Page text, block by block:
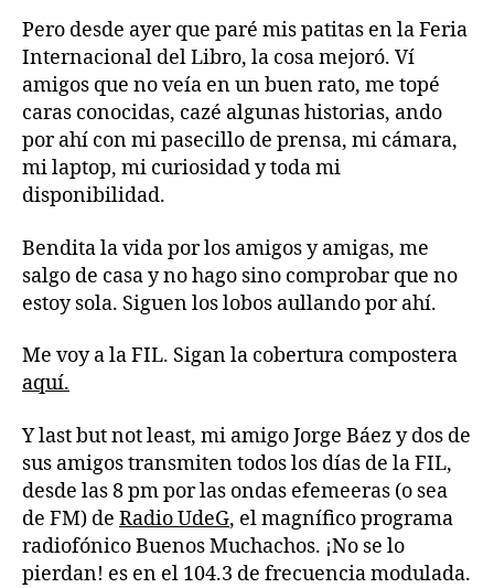
Pero desde ayer que paré mis patitas en la Feria
Internacional del Libro, la cosa mejoró. Ví
amigos que no veía en un buen rato, me topé
caras conocidas, cazé algunas historias, ando
por ahí con mi pasecillo de prensa, mi cámara,
mi laptop, mi curiosidad y toda mi
disponibilidad.
Bendita la vida por los amigos y amigas, me
salgo de casa y no hago sino comprobar que no
estoy sola. Siguen los lobos aullando por ahí.
Me voy a la FIL. Sigan la cobertura compostera
aquí.
Y last but not least, mi amigo Jorge Báez y dos de
sus amigos transmiten todos los días de la FIL,
desde las 8 pm por las ondas efemeeras (o sea
de FM) de Radio UdeG, el magnífico programa
radiofónico Buenos Muchachos. ¡No se lo
pierdan! es en el 104.3 de frecuencia modulada.